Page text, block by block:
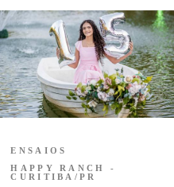
ENSAIOS
HAPPY RANCH -
CURITIBA/PR